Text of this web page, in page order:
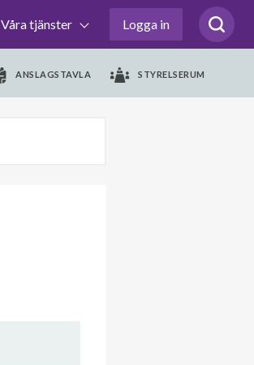
Våra tjänster Logga in
ANSLAGSTAVLA STYRELSERUM